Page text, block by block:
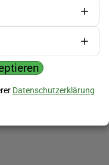
Datenschutzerklärung